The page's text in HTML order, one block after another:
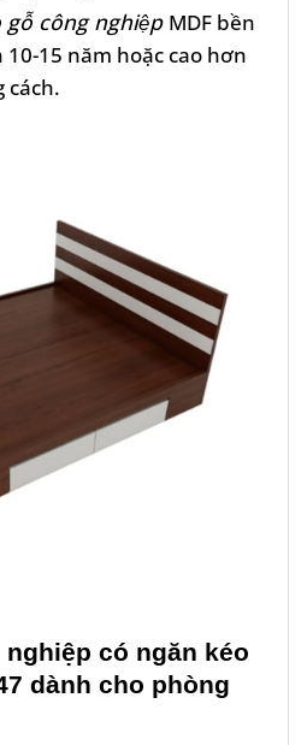
công nghiệp MDF bền
15 năm hoặc cao hơn
cách.
có ngăn kéo
dành cho phòng